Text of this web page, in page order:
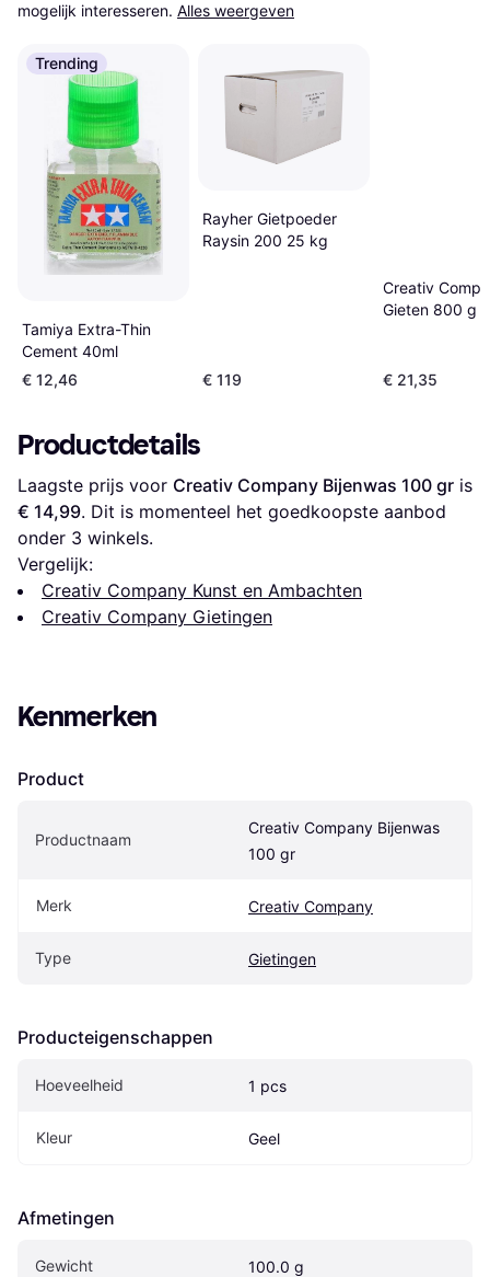
mogelijk interesseren. Alles weergeven
Trending
Tamiya Extra-Thin
Cement 40ml
€ 12,46
Rayher Gietpoeder
Raysin 200 25 kg
€ 119
Creativ
Gieten 800 g
€ 21,35
Productdetails
Laagste prijs voor Creativ Company Bijenwas 100 gr
€ 14,99. Dit is momenteel het goedkoopste aanbod
onder 3 winkels.
Vergelijk:
Creativ Company Kunst en Ambachten
Creativ Company Gietingen
Kenmerken
Product
Productnaam
Creativ Company Bijenwas
100 gr
Merk Creativ Company
Type Gietingen
Producteigenschappen
Hoeveelheid 1 pcs
Kleur Geel
Afmetingen
Gewicht 100.0 g